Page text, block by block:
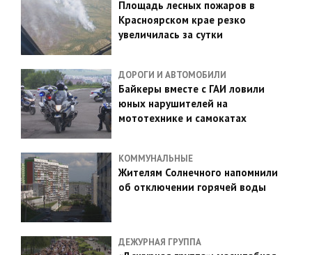
Площадь лесных пожаров в
Красноярском крае резко
увеличилась за сутки
ДОРОГИ И АВТОМОБИЛИ
Байкеры вместе с ГАИ ловили
юных нарушителей на
мототехнике и самокатах
КОММУНАЛЬНЫЕ
Жителям Солнечного напомнили
об отключении горячей воды
ДЕЖУРНАЯ ГРУППА